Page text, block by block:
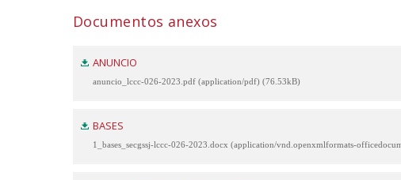
Documentos anexos
ANUNCIO
anuncio_lccc-026-2023.pdf (application/pdf) (76.53kB)
BASES
1_bases_secgssj-lccc-026-2023.docx (application/vnd.openxmlformats-